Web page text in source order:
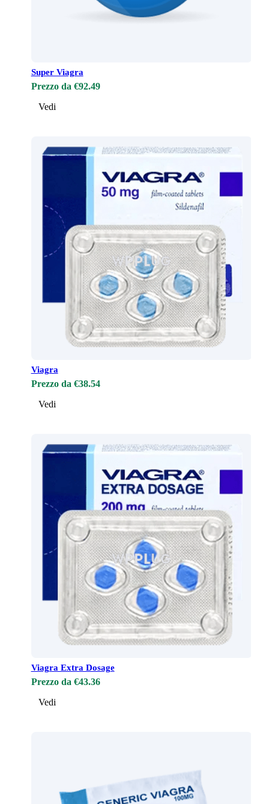
Super Viagra
Prezzo da €92.49
Vedi
Viagra
Prezzo da €38.54
Vedi
Viagra Extra Dosage
Prezzo da €43.36
Vedi